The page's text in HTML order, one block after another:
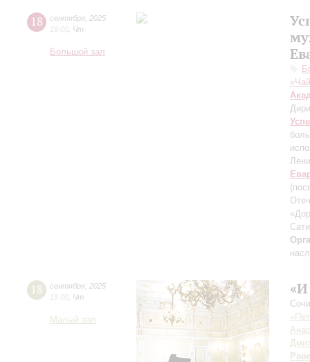
18 сентября 2025
19:00 Чт
Большой зал
18 сентября 2025
19:00 Чт
Малый зал
«И